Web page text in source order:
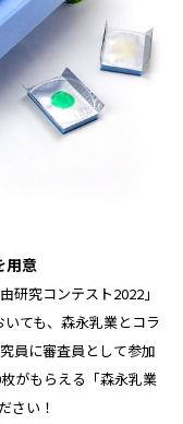
用意
究コンテスト2022」
いても、森永乳業とコラ
員に審査員として参加
がもらえる「森永乳業
さい！